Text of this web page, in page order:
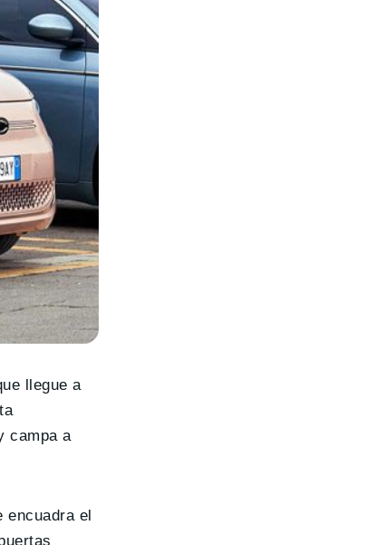
llegue a
campa a
encuadra el